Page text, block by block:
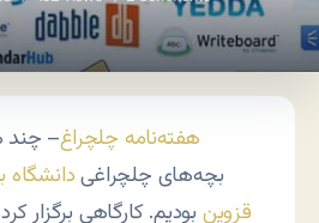
هفته‌نامه چلچراغ– چند
بچه‌های چلچراغیدانشگاه
قزوین بودیم. کارگاهی برگزار